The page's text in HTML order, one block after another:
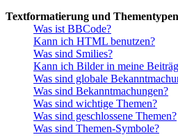
Textformatierung und Thementypen
Was ist BBCode?
Kann ich HTML benutzen?
Was sind Smilies?
Kann ich Bilder in meine
Was sind globale
Was sind Bekanntmachungen?
Was sind wichtige Themen?
Was sind geschlossene Themen?
Was sind Themen-Symbole?